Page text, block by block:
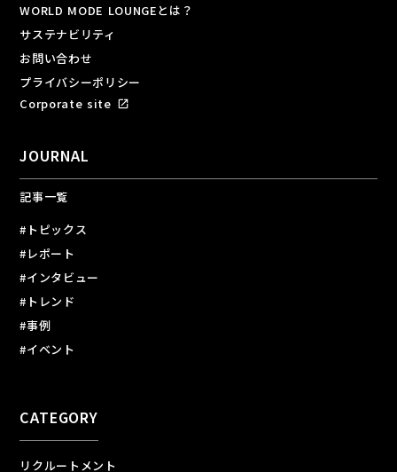
JOURNAL
記事一覧
#トピックス
#レポート
#インタビュー
#トレンド
#事例
#イベント
CATEGORY
リクルートメント
WORLD MODE LOUNGEとは？
サステナビリティ
お問い合わせ
プライバシーポリシー
Corporate site open_in_new